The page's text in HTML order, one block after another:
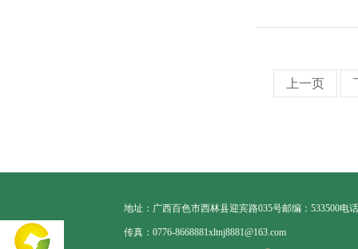
上一页
地址：广西百色市西林县迎宾路035号邮编：533500电
传真：0776-8668881xltnj8881@163.com